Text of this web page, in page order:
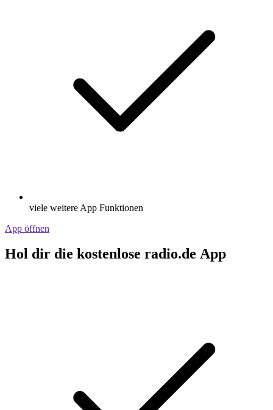
viele weitere App Funktionen
App öffnen
Hol dir die kostenlose radio.de App